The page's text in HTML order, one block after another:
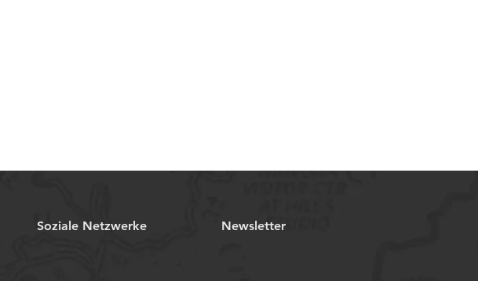
Soziale Netzwerke Newsletter